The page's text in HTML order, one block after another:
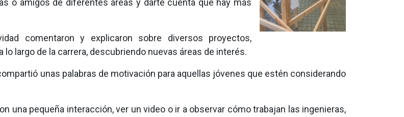
o amigos de diferentes áreas y darte cuenta que hay más
comentaron y explicaron sobre diversos proyectos,
largo de la carrera, descubriendo nuevas áreas de interés.
unas palabras de motivación para aquellas jóvenes que estén considerando
una pequeña interacción, ver un video o ir a observar cómo trabajan las ingenieras,